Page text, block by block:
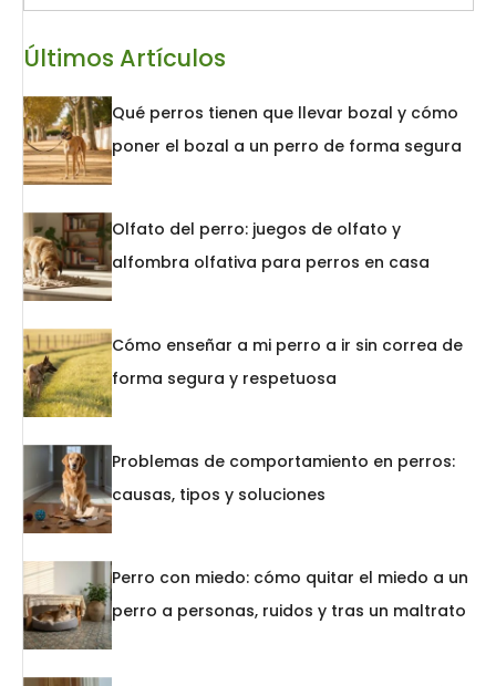
Últimos Artículos
Qué perros tienen que llevar bozal y cómo
poner el bozal a un perro de forma segura
Olfato del perro: juegos de olfato y
alfombra olfativa para perros en casa
Cómo enseñar a mi perro a ir sin correa de
forma segura y respetuosa
Problemas de comportamiento en perros:
causas, tipos y soluciones
Perro con miedo: cómo quitar el miedo a un
perro a personas, ruidos y tras un maltrato